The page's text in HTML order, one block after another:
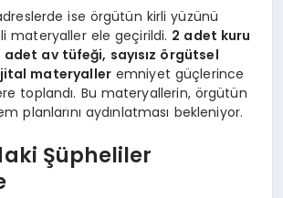
ise örgütün kirli yüzünü
materyaller ele geçirildi. 2 adet kuru
adet av tüfeği, sayısız örgütsel
materyalleremniyet güçlerince
toplandı. Bu materyallerin, örgütün
planlarını aydınlatması bekleniyor.
Şüpheliler